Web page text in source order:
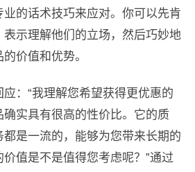
的话术技巧来应对。你可以先肯
表示理解他们的立场，然后巧妙地
价值和优势。
：“我理解您希望获得更优惠的
实具有很高的性价比。它的质
是一流的，能够为您带来长期的
值是不是值得您考虑呢？”通过